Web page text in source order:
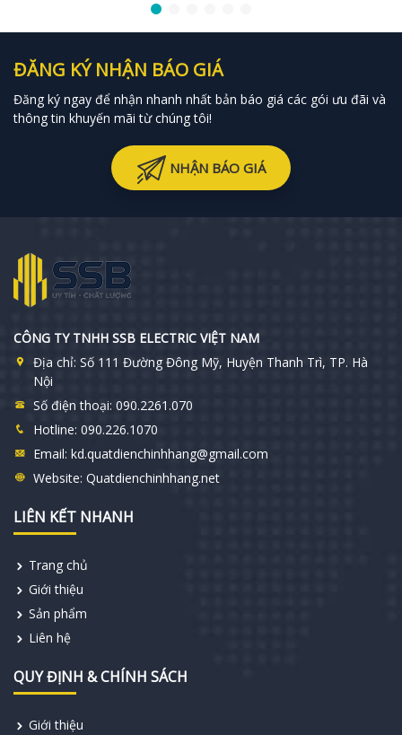
ĐĂNG KÝ NHẬN BÁO GIÁ
Đăng ký ngay để nhận nhanh nhất bản báo giá các gói ưu đãi và
thông tin khuyến mãi từ chúng tôi!
NHẬN BÁO GIÁ
CÔNG TY TNHH SSB ELECTRIC VIỆT NAM
Địa chỉ: Số 111 Đường Đông Mỹ, Huyện Thanh Trì, TP. Hà
Nội
Số điện thoại: 090.2261.070
Hotline: 090.226.1070
Email: kd.quatdienchinhhang@gmail.com
Website: Quatdienchinhhang.net
LIÊN KẾT NHANH
Trang chủ
Giới thiệu
Sản phẩm
Liên hệ
QUY ĐỊNH & CHÍNH SÁCH
Giới thiệu